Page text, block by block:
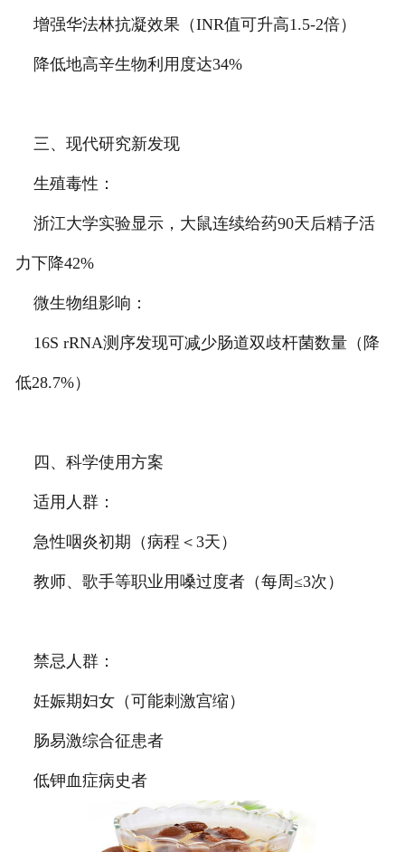
增强华法林抗凝效果（INR值可升高1.5-2倍）
降低地高辛生物利用度达34%
三、现代研究新发现
生殖毒性：
浙江大学实验显示，大鼠连续给药90天后精子活
力下降42%
微生物组影响：
16S rRNA测序发现可减少肠道双歧杆菌数量（降
低28.7%）
四、科学使用方案
适用人群：
急性咽炎初期（病程＜3天）
教师、歌手等职业用嗓过度者（每周≤3次）
禁忌人群：
妊娠期妇女（可能刺激宫缩）
肠易激综合征患者
低钾血症病史者